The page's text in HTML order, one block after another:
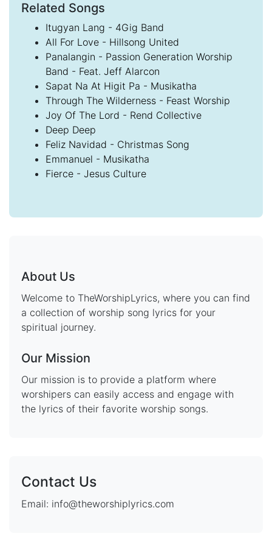
Related Songs
Itugyan Lang - 4Gig Band
All For Love - Hillsong United
Panalangin - Passion Generation Worship
Band - Feat. Jeff Alarcon
Sapat Na At Higit Pa - Musikatha
Through The Wilderness - Feast Worship
Joy Of The Lord - Rend Collective
Deep Deep
Feliz Navidad - Christmas Song
Emmanuel - Musikatha
Fierce - Jesus Culture
About Us
Welcome to TheWorshipLyrics, where you can find
a collection of worship song lyrics for your
spiritual journey.
Our Mission
Our mission is to provide a platform where
worshipers can easily access and engage with
the lyrics of their favorite worship songs.
Contact Us
Email: info@theworshiplyrics.com